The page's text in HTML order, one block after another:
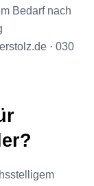
Bedarf nach
· 030